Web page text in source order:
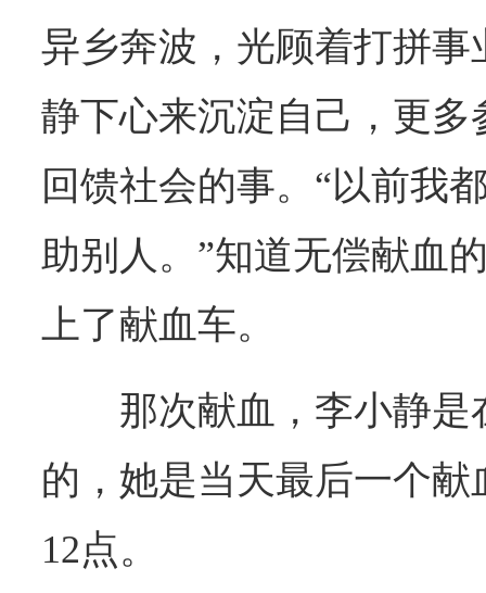
异乡奔波，光顾着打拼
静下心来沉淀自己，更
回馈社会的事。“以前我
助别人。”知道无偿献血
上了献血车。
那次献血，李小静
的，她是当天最后一个
12点。